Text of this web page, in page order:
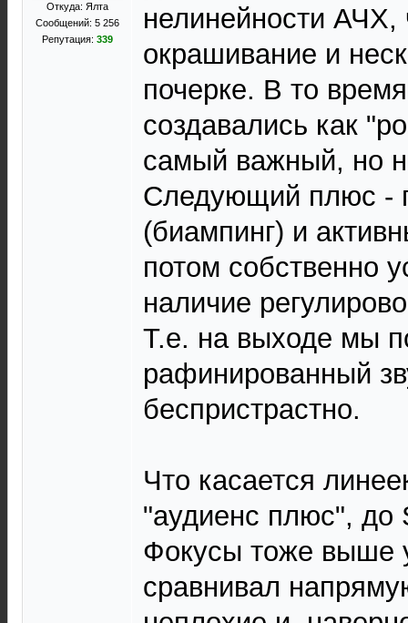
Откуда: Ялта
Сообщений: 5 256
Репутация: 339
нелинейности АЧХ,
окрашивание и
почерке. В то
создавались как
самый важный, но
Следующий плюс -
(биампинг) и
потом собственно
наличие
Т.е. на выходе мы
рафинированный
беспристрастно.
Что касается
"аудиенс плюс", до
Фокусы тоже выше
сравнивал